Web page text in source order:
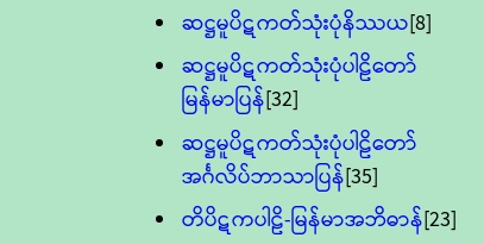
ဆဋ္ဌမူပိဋကတ်သုံးပုံနိဿယ[8]
ဆဋ္ဌမူပိဋကတ်သုံးပုံပါဠိတော်
မြန်မာပြန်[32]
ဆဋ္ဌမူပိဋကတ်သုံးပုံပါဠိတော်
အင်္ဂလိပ်ဘာသာပြန်[35]
တိပိဋကပါဠိ-မြန်မာအဘိဓာန်[23]